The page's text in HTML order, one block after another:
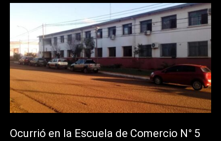
Ocurrió en la Escuela de Comercio N° 5